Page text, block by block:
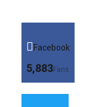
Facebook
5,883Fans